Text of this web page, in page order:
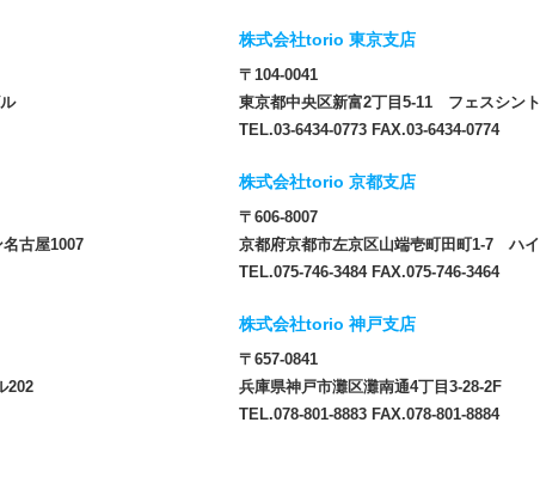
株式会社torio 東京支店
〒104-0041
東京都中央区新富2丁目5-11 フェスシン
TEL.03-6434-0773 FAX.03-6434-0774
古屋1007
株式会社torio 京都支店
〒606-8007
京都府京都市左京区山端壱町田町1-7 ハ
TEL.075-746-3484 FAX.075-746-3464
202
株式会社torio 神戸支店
〒657-0841
兵庫県神戸市灘区灘南通4丁目3-28-2F
TEL.078-801-8883 FAX.078-801-8884